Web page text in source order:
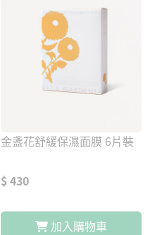
金盞花舒緩保濕面膜 6片裝
$ 430
加入購物車